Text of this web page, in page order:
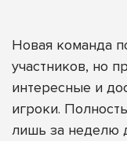
Новая команда
участников, но
интересные и
игроки.
лишь за неделю